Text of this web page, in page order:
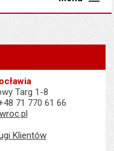
Targ 1-8
71 770 61 66
Klientów